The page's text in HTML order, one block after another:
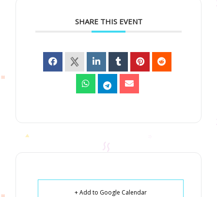
SHARE THIS EVENT
+ Add to Google Calendar